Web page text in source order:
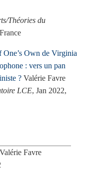
Théories du
One’s Own de Virginia
: vers un pan
? Valérie Favre
LCE, Jan 2022,
Favre